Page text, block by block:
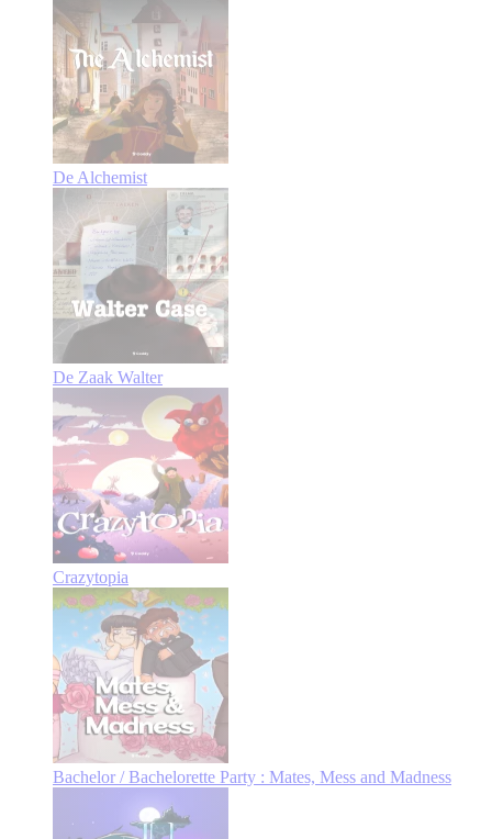
De Alchemist
De Zaak Walter
Crazytopia
Bachelor / Bachelorette Party : Mates, Mess and Madness